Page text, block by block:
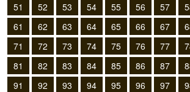
51
52 53 54 55 56 57
61
62 63 64 65 66 67
71
72 73 74 75 76 77
81
82 83 84 85 86 87
91
92 93 94 95 96 97